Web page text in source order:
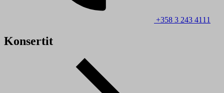
+358 3 243 4111
Konsertit